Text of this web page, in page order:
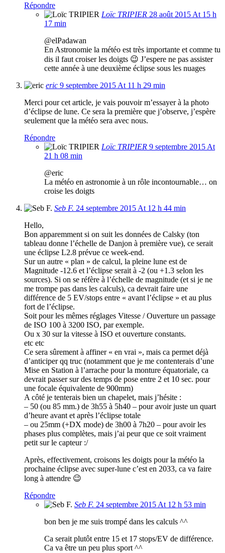
Répondre
Loïc TRIPIER 28 août 2015 At 15 h
17 min
@elPadawan
En Astronomie la météo est très importante et comme tu
dis il faut croiser les doigts 😉 J’espere ne pas assister
cette année à une deuxième éclipse sous les nuages
eric 9 septembre 2015 At 11 h 29 min
Merci pour cet article, je vais pouvoir m’essayer à la photo
d’éclipse de lune. Ce sera la première que j’observe, j’espère
seulement que la météo sera avec nous.
Répondre
Loïc TRIPIER 9 septembre 2015 At
21 h 08 min
@eric
La météo en astronomie à un rôle incontournable… on
croise les doigts
Seb F. 24 septembre 2015 At 12 h 44 min
Hello,
Bon apparemment si on suit les données de Calsky (ton
tableau donne l’échelle de Danjon à première vue), ce serait
une éclipse L2.8 prévue ce week-end.
Sur un autre « plan » de calcul, la pleine lune est de
Magnitude -12.6 et l’éclipse serait à -2 (ou +1.3 selon les
sources). Si on se réfère à l’échelle de magnitude (et si je ne
me trompe pas dans les calculs), ca devrait faire une
différence de 5 EV/stops entre « avant l’éclipse » et au plus
fort de l’éclipse.
Soit pour les mêmes réglages Vitesse / Ouverture un passage
de ISO 100 à 3200 ISO, par exemple.
Ou x 30 sur la vitesse à ISO et ouverture constants.
etc etc
Ce sera sûrement à affiner « en vrai », mais ca permet déjà
d’anticiper qq truc (notamment que je me contenterais d’une
Mise en Station à l’arrache pour la monture équatoriale, ca
devrait passer sur des temps de pose entre 2 et 10 sec. pour
une focale équivalente de 900mm)
A côté je tenterais bien un chapelet, mais j’hésite :
– 50 (ou 85 mm.) de 3h55 à 5h40 – pour avoir juste un quart
d’heure avant et après l’éclipse totale
– ou 25mm (+DX mode) de 3h00 à 7h20 – pour avoir les
phases plus complètes, mais j’ai peur que ce soit vraiment
petit sur le capteur :/
Après, effectivement, croisons les doigts pour la météo la
prochaine éclipse avec super-lune c’est en 2033, ca va faire
long à attendre 😉
Répondre
Seb F. 24 septembre 2015 At 12 h 53 min
bon ben je me suis trompé dans les calculs ^^
Ca serait plutôt entre 15 et 17 stops/EV de différence.
Ca va être un peu plus sport ^^